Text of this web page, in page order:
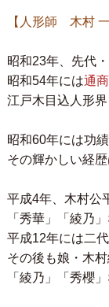
【人形師 木村
昭和23年、先代
昭和54年には通
江戸木目込人形
昭和60年には功
その輝かしい経
平成4年、木村公
「秀華」「綾乃
平成12年には二
その後も娘・木
「綾乃」「秀櫻